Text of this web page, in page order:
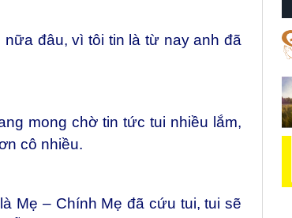
đâu, vì tôi tin là từ nay anh đã
mong chờ tin tức tui nhiều lắm,
cô nhiều.
Mẹ – Chính Mẹ đã cứu tui, tui sẽ